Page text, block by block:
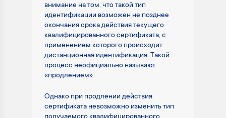
внимание на том, что такой тип
идентификации возможен не позднее
окончания срока действия текущего
квалифицированного сертификата, с
применением которого происходит
дистанционная идентификация. Такой
процесс неофициально называют
«продлением».
Однако при продлении действия
сертификата невозможно изменить тип